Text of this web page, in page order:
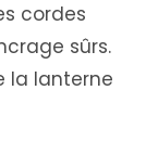
cordes
sûrs.
la lanterne